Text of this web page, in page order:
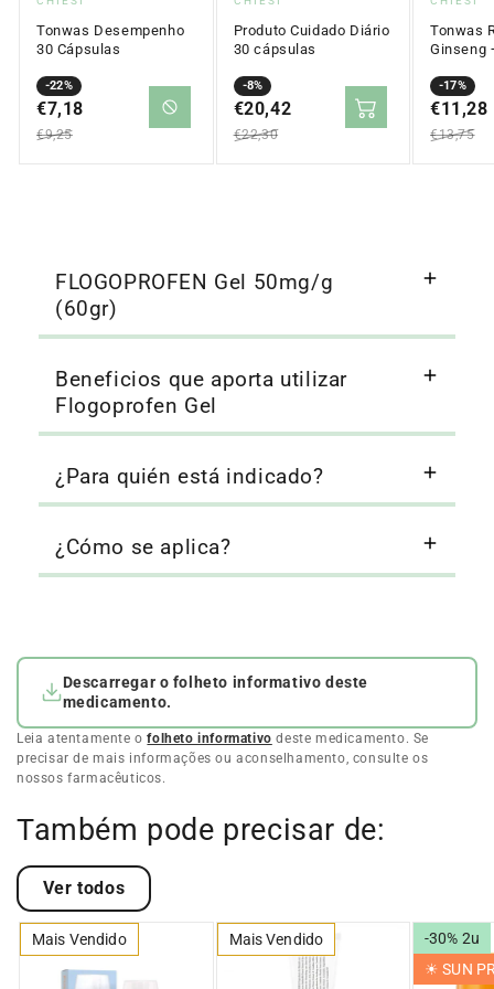
Tonwas Desempenho
30 Cápsulas
-22%
Precio
en
€7,18
Precio
regular
€9,25
Produto Cuidado Diário
30 cápsulas
-8%
Precio
en
€20,42
Precio
regular
€22,30
Tonwas
Ginseng
-17%
Precio
en
€11,28
Precio
regular
€13,75
FLOGOPROFEN Gel 50mg/g
(60gr)
Beneficios que aporta utilizar
Flogoprofen Gel
¿Para quién está indicado?
¿Cómo se aplica?
Descarregar o folheto informativo deste
medicamento.
Leia atentamente ofolheto informativo deste medicamento. Se
precisar de mais informações ou aconselhamento, consulte os
nossos farmacêuticos.
Também pode precisar de:
Ver todos
Mais Vendido Mais Vendido
-30% 2u
☀︎ SUN